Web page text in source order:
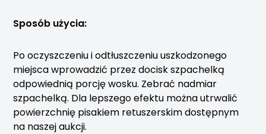
Sposób użycia:
Po oczyszczeniu i odtłuszczeniu uszkodzonego
miejsca wprowadzić przez docisk szpachelką
odpowiednią porcję wosku. Zebrać nadmiar
szpachelką. Dla lepszego efektu można utrwalić
powierzchnię pisakiem retuszerskim dostępnym
na naszej aukcji.